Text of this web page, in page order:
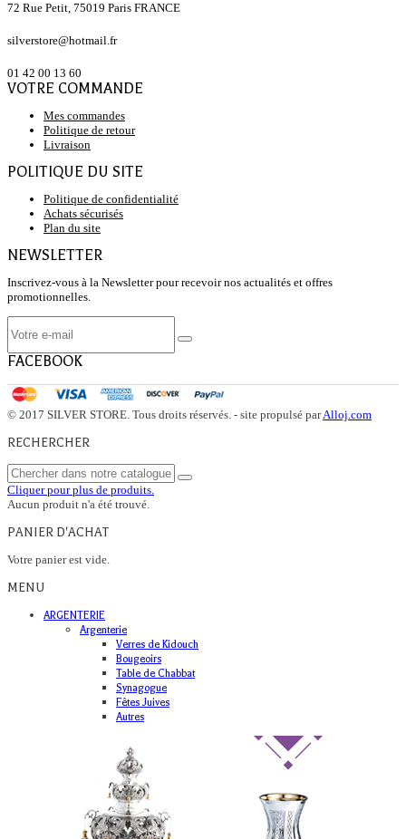
72 Rue Petit, 75019 Paris FRANCE
silverstore@hotmail.fr
01 42 00 13 60
VOTRE COMMANDE
Mes commandes
Politique de retour
Livraison
POLITIQUE DU SITE
Politique de confidentialité
Achats sécurisés
Plan du site
NEWSLETTER
Inscrivez-vous à la Newsletter pour recevoir nos actualités et offres
promotionnelles.
FACEBOOK
© 2017 SILVER STORE. Tous droits réservés. - site propulsé parAlloj.com
RECHERCHER
Cliquer pour plus de produits.
Aucun produit n'a été trouvé.
PANIER D'ACHAT
Votre panier est vide.
MENU
ARGENTERIE
Argenterie
Verres de Kidouch
Bougeoirs
Table de Chabbat
Synagogue
Fêtes Juives
Autres